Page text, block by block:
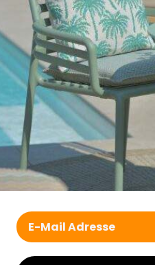
ppd Servietten Hase Bunny 33x33cm
olive gold Napkin
4,20 € *
Lieferzeit: ca. 2 - 3 Werktage